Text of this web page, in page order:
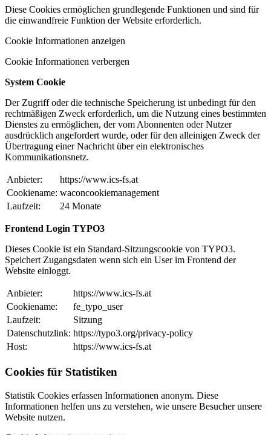
Diese Cookies ermöglichen grundlegende Funktionen und sind für
die einwandfreie Funktion der Website erforderlich.
Cookie Informationen anzeigen
Cookie Informationen verbergen
System Cookie
Der Zugriff oder die technische Speicherung ist unbedingt für den
rechtmäßigen Zweck erforderlich, um die Nutzung eines bestimmten
Dienstes zu ermöglichen, der vom Abonnenten oder Nutzer
ausdrücklich angefordert wurde, oder für den alleinigen Zweck der
Übertragung einer Nachricht über ein elektronisches
Kommunikationsnetz.
Anbieter:
https://www.ics-fs.at
Cookiename: waconcookiemanagement
Laufzeit:
24 Monate
Frontend Login TYPO3
Dieses Cookie ist ein Standard-Sitzungscookie von TYPO3.
Speichert Zugangsdaten wenn sich ein User im Frontend der
Website einloggt.
Anbieter:
https://www.ics-fs.at
Cookiename:
fe_typo_user
Laufzeit:
Sitzung
Datenschutzlink: https://typo3.org/privacy-policy
Host:
https://www.ics-fs.at
Cookies für Statistiken
Statistik Cookies erfassen Informationen anonym. Diese
Informationen helfen uns zu verstehen, wie unsere Besucher unsere
Website nutzen.